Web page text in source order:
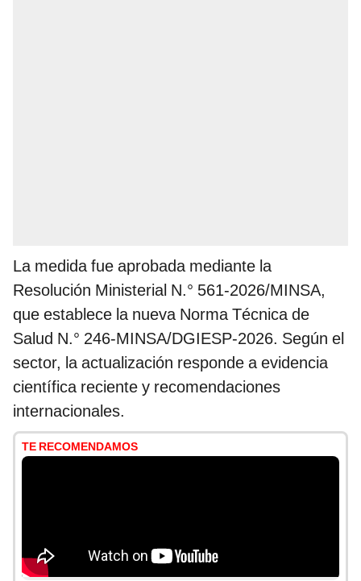
La medida fue aprobada mediante la
Resolución Ministerial N.° 561-2026/MINSA,
que establece la nueva Norma Técnica de
Salud N.° 246-MINSA/DGIESP-2026. Según el
sector, la actualización responde a evidencia
científica reciente y recomendaciones
internacionales.
TE RECOMENDAMOS